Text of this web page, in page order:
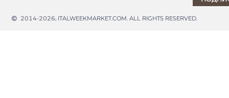
2014-2026, ITALWEEKMARKET.COM. ALL RIGHTS RESERVED.